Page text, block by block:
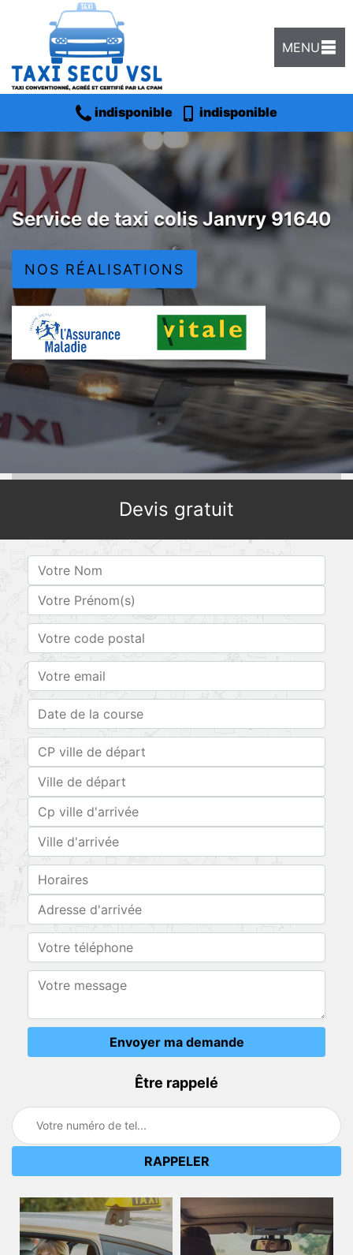
MENU
indisponible indisponible
Service de taxi colis Janvry 91640
NOS RÉALISATIONS
Devis gratuit
Être rappelé